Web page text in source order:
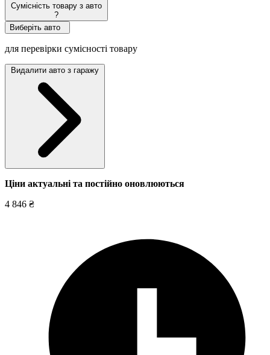
Сумісність товару з авто
?
Виберіть авто
для перевірки сумісності товару
Видалити авто з гаражу
Ціни актуальні та постійно оновлюються
4 846 ₴